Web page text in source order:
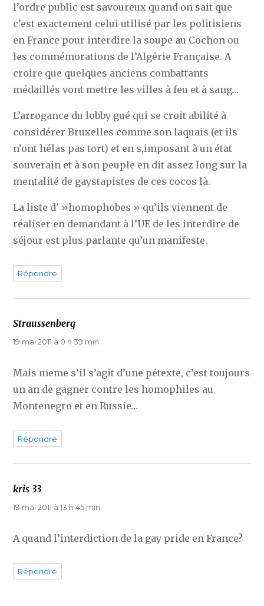
l’ordre public est savoureux quand on sait que
c’est exactement celui utilisé par les politisiens
en France pour interdire la soupe au Cochon ou
les commémorations de l’Algérie Française. A
croire que quelques anciens combattants
médaillés vont mettre les villes à feu et à sang…
L’arrogance du lobby gué qui se croit abilité à
considérer Bruxelles comme son laquais (et ils
n’ont hélas pas tort) et en s,imposant à un état
souverain et à son peuple en dit assez long sur la
mentalité de gaystapistes de ces cocos là.
La liste d' »homophobes » qu’ils viennent de
réaliser en demandant à l’UE de les interdire de
séjour est plus parlante qu’un manifeste.
Répondre
Straussenberg
19 mai 2011 à 0 h 39 min
Mais meme s’il s’agit d’une pétexte, c’est toujours
un an de gagner contre les homophiles au
Montenegro et en Russie…
Répondre
kris 33
19 mai 2011 à 13 h 45 min
A quand l’interdiction de la gay pride en France?
Répondre